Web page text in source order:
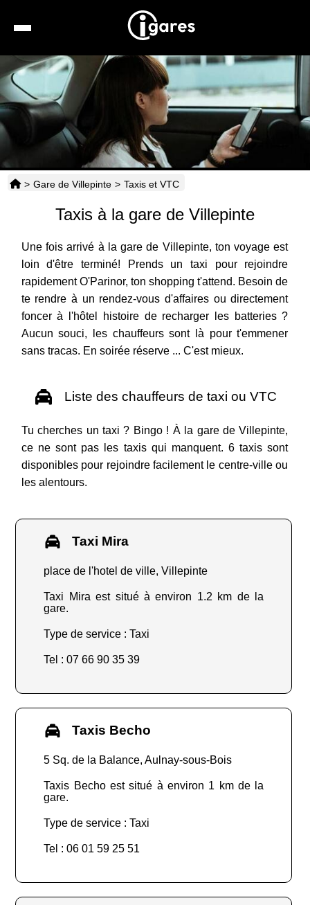
Recherche
Location de voiture
Hôtels
Taxis
> Gare de Villepinte > Taxis et VTC
Taxis à la gare de Villepinte
Une fois arrivé à la gare de Villepinte, ton voyage est
loin d'être terminé! Prends un taxi pour rejoindre
rapidement O'Parinor, ton shopping t'attend. Besoin de
te rendre à un rendez-vous d'affaires ou directement
foncer à l'hôtel histoire de recharger les batteries ?
Aucun souci, les chauffeurs sont là pour t'emmener
sans tracas. En soirée réserve ... C'est mieux.
Liste des chauffeurs de taxi ou VTC
Tu cherches un taxi ? Bingo ! À la gare de Villepinte,
ce ne sont pas les taxis qui manquent. 6 taxis sont
disponibles pour rejoindre facilement le centre-ville ou
les alentours.
Taxi Mira
place de l'hotel de ville, Villepinte
Taxi Mira est situé à environ 1.2 km de la
gare.
Type de service : Taxi
Tel : 07 66 90 35 39
Taxis Becho
5 Sq. de la Balance, Aulnay-sous-Bois
Taxis Becho est situé à environ 1 km de la
gare.
Type de service : Taxi
Tel : 06 01 59 25 51